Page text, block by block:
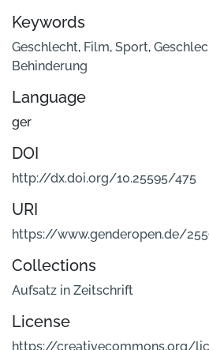
Keywords
Geschlecht, Film, Sport,
Behinderung
Language
ger
DOI
http://dx.doi.org/10.25595/475
URI
https://www.genderopen.de/
Collections
Aufsatz in Zeitschrift
License
https://creativecommons.org/